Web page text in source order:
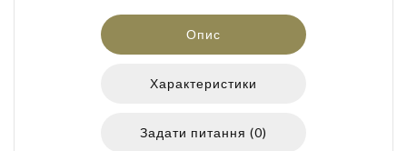
Опис
Характеристики
Задати питання (0)